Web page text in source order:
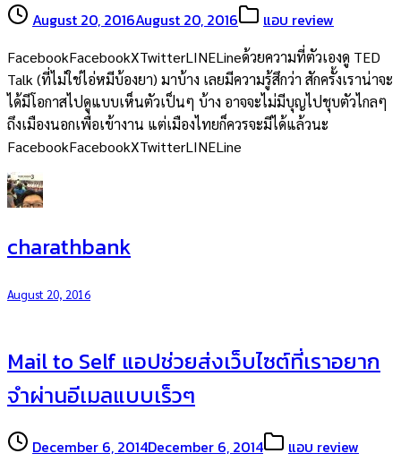
August 20, 2016August 20, 2016 แอบ review
FacebookFacebookXTwitterLINELineด้วยความที่ตัวเองดู TED
Talk (ที่ไม่ใช่ไอ่หมีบ้องยา) มาบ้าง เลยมีความรู้สึกว่า สักครั้งเราน่าจะ
ได้มีโอกาสไปดูแบบเห็นตัวเป็นๆ บ้าง อาจจะไม่มีบุญไปชุบตัวไกลๆ
ถึงเมืองนอกเพื่อเข้างาน แต่เมืองไทยก็ควรจะมีได้แล้วนะ
FacebookFacebookXTwitterLINELine
charathbank
August 20, 2016
Mail to Self แอปช่วยส่งเว็บไซต์ที่เราอยาก
จำผ่านอีเมลแบบเร็วๆ
December 6, 2014December 6, 2014 แอบ review